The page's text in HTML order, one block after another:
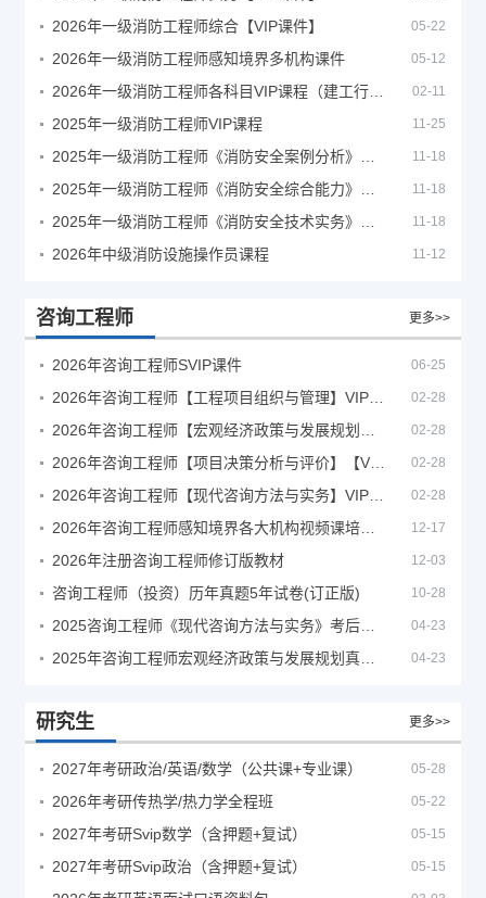
2026年一级消防工程师综合【VIP课件】 05-22
2026年一级消防工程师感知境界多机构课件 05-12
02-11
2025年一级消防工程师VIP课程 11-25
11-18
11-18
11-18
2026年中级消防设施操作员课程 11-12
咨询工程师 更多>>
2026年咨询工程师SVIP课件 06-25
02-28
02-28
02-28
02-28
12-17
2026年注册咨询工程师修订版教材 12-03
咨询工程师（投资）历年真题5年试卷(订正版) 10-28
04-23
04-23
研究生 更多>>
2027年考研政治/英语/数学（公共课+专业课） 05-28
2026年考研传热学/热力学全程班 05-22
2027年考研Svip数学（含押题+复试） 05-15
2027年考研Svip政治（含押题+复试） 05-15